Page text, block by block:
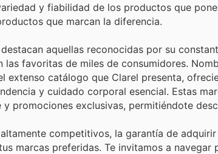
y fiabilidad de los productos que
que marcan la diferencia.
aquellas reconocidas por su
favoritas de miles de consumidores.
extenso catálogo que Clarel presenta,
y cuidado corporal esencial. Estas
promociones exclusivas, permitiéndote
competitivos, la garantía de
marcas preferidas. Te invitamos a navegar